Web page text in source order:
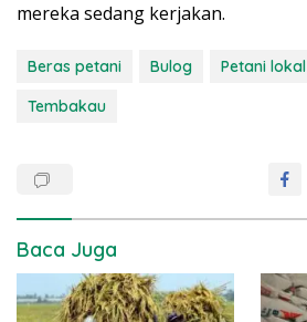
mereka sedang kerjakan.
Beras petani Bulog Petani lokal
Tembakau
Baca Juga